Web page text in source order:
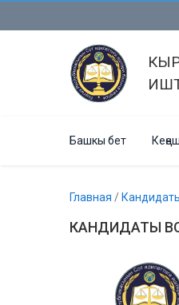
Башкы бет Кеңеш
Главная /
КАНДИДАТЫ